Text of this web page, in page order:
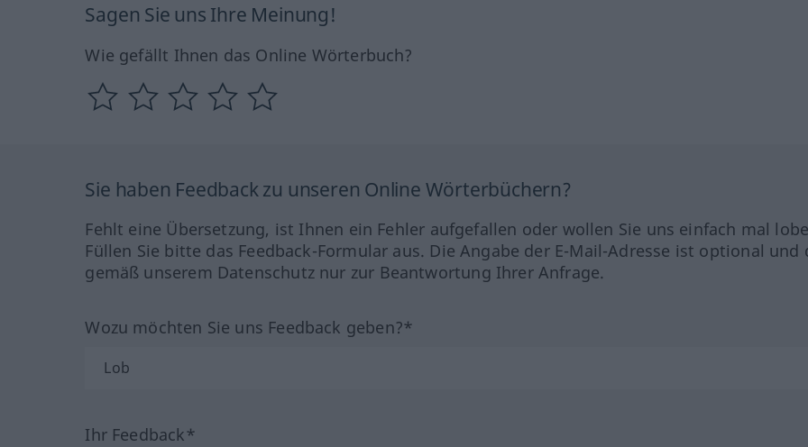
Sagen Sie uns Ihre Meinung!
Wie gefällt Ihnen das Online Wörterbuch?
Sie haben Feedback zu unseren Online Wörterbüchern?
Fehlt eine Übersetzung, ist Ihnen ein Fehler aufgefallen oder wollen Sie uns einfach mal
Füllen Sie bitte das Feedback-Formular aus. Die Angabe der E-Mail-Adresse ist optional und
gemäß unserem Datenschutz nur zur Beantwortung Ihrer Anfrage.
Wozu möchten Sie uns Feedback geben?*
Ihr Feedback*